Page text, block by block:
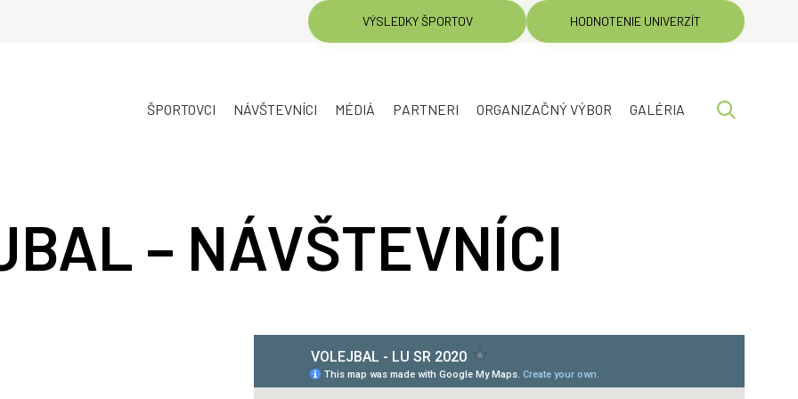
VÝSLEDKY ŠPORTOV HODNOTENIE UNIVERZÍT
ŠPORTOVCI NÁVŠTEVNÍCI MÉDIÁ PARTNERI ORGANIZAČNÝ VÝBOR GALÉRIA 
– NÁVŠTEVNÍCI